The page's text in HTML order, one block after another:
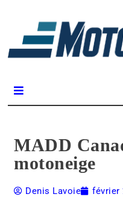
MADD
motoneige
Denis Lavoie février